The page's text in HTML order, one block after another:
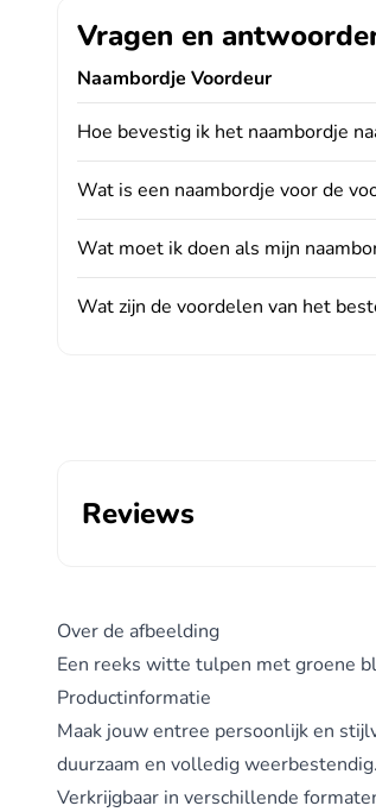
Vragen en
Naambordje Voordeur
Hoe bevestig ik het naambordje
Wat is een naambordje voor de
Wat moet ik doen als mijn
Wat zijn de voordelen van het
Reviews
Over de afbeelding
Een reeks witte tulpen met groene
Productinformatie
Maak jouw entree persoonlijk en
duurzaam en volledig
Verkrijgbaar in verschillende